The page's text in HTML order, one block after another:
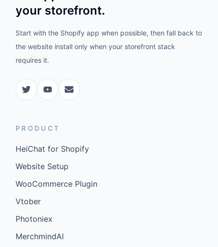
your storefront.
Start with the Shopify app when possible, then fall back to
the website install only when your storefront stack
requires it.
PRODUCT
HeiChat for Shopify
Website Setup
WooCommerce Plugin
Vtober
Photoniex
MerchmindAI